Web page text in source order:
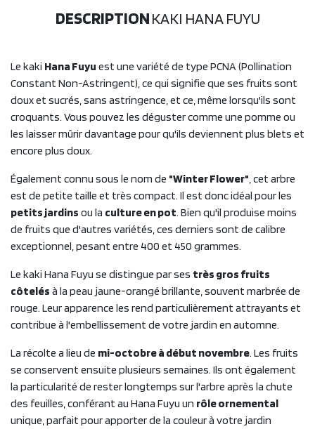
DESCRIPTIONKAKI HANA FUYU
Le kaki Hana Fuyu est une variété de type PCNA (Pollination
Constant Non-Astringent), ce qui signifie que ses fruits sont
doux et sucrés, sans astringence, et ce, même lorsqu'ils sont
croquants. Vous pouvez les déguster comme une pomme ou
les laisser mûrir davantage pour qu'ils deviennent plus blets et
encore plus doux.
Également connu sous le nom de "Winter Flower", cet arbre
est de petite taille et très compact. Il est donc idéal pour les
petits jardins ou la culture en pot. Bien qu'il produise moins
de fruits que d'autres variétés, ces derniers sont de calibre
exceptionnel, pesant entre 400 et 450 grammes.
Le kaki Hana Fuyu se distingue par ses très gros fruits
côtelés à la peau jaune-orangé brillante, souvent marbrée de
rouge. Leur apparence les rend particulièrement attrayants et
contribue à l'embellissement de votre jardin en automne.
La récolte a lieu de mi-octobre à début novembre. Les fruits
se conservent ensuite plusieurs semaines. Ils ont également
la particularité de rester longtemps sur l'arbre après la chute
des feuilles, conférant au Hana Fuyu un rôle ornemental
unique, parfait pour apporter de la couleur à votre jardin